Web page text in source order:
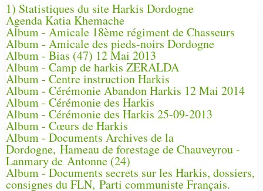
1) Statistiques du site Harkis Dordogne
Agenda Katia Khemache
Album - Amicale 18ème régiment de Chasseurs
Album - Amicale des pieds-noirs Dordogne
Album - Bias (47) 12 Mai 2013
Album - Camp de harkis ZERALDA
Album - Centre instruction Harkis
Album - Cérémonie Abandon Harkis 12 Mai 2014
Album - Cérémonie des Harkis
Album - Cérémonie des Harkis 25-09-2013
Album - Cœurs de Harkis
Album - Documents Archives de la
Dordogne, Hameau de forestage de Chauveyrou -
Lanmary de Antonne (24)
Album - Documents secrets sur les Harkis, dossiers,
consignes du FLN, Parti communiste Français.